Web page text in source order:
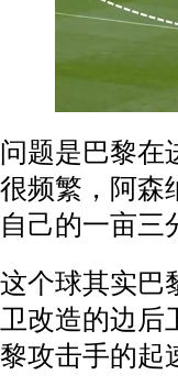
问题是巴黎在
很频繁，阿森
自己的一亩三
这个球其实巴
卫改造的边后
黎攻击手的起